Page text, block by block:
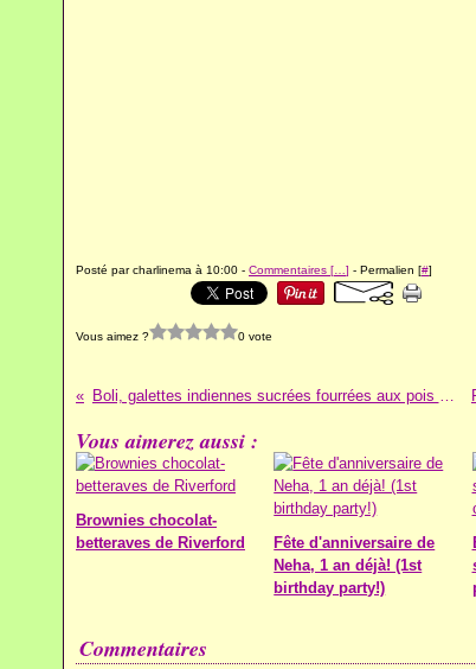
Posté par charlinema à 10:00 - Commentaires [ ] - Permalien [#]
Vous aimez ? 0 vote
Boli, galettes indiennes sucrées fourrées aux pois chiches
Vous aimerez aussi :
Brownies chocolat-
betteraves de Riverford
Fête d'anniversaire de
Neha, 1 an déjà! (1st
birthday party!)
Commentaires